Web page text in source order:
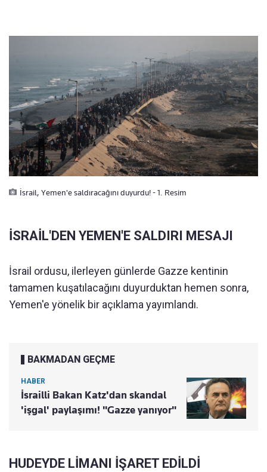
İsrail, Yemen'e saldıracağını duyurdu! - 1. Resim
İSRAİL'DEN YEMEN'E SALDIRI MESAJI
İsrail ordusu, ilerleyen günlerde Gazze kentinin
tamamen kuşatılacağını duyurduktan hemen sonra,
Yemen'e yönelik bir açıklama yayımlandı.
BAKMADAN GEÇME
HABER
İsrailli Bakan Katz'dan skandal
'işgal' paylaşımı! "Gazze yanıyor"
HUDEYDE LİMANI İŞARET EDİLDİ